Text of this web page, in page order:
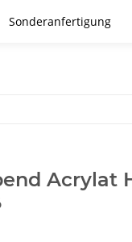
Sonderanfertigung
Acrylat